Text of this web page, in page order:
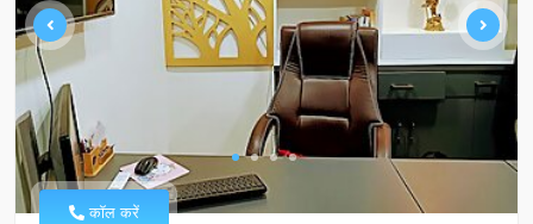
कॉल करें